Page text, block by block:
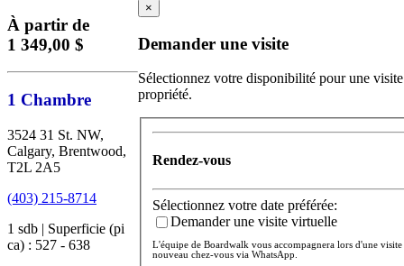
À partir de
1 349,00 $
1 Chambre
3524 31 St. NW,
Calgary, Brentwood,
T2L 2A5
(403) 215-8714
1 sdb | Superficie (pi
ca) : 527 - 638
×
Demander une visite
Sélectionnez votre disponibilité pour une
propriété.
Rendez-vous
Sélectionnez votre date préférée:
Demander une visite virtuelle
L'équipe de Boardwalk vous accompagnera lors d'une
nouveau chez-vous via WhatsApp.